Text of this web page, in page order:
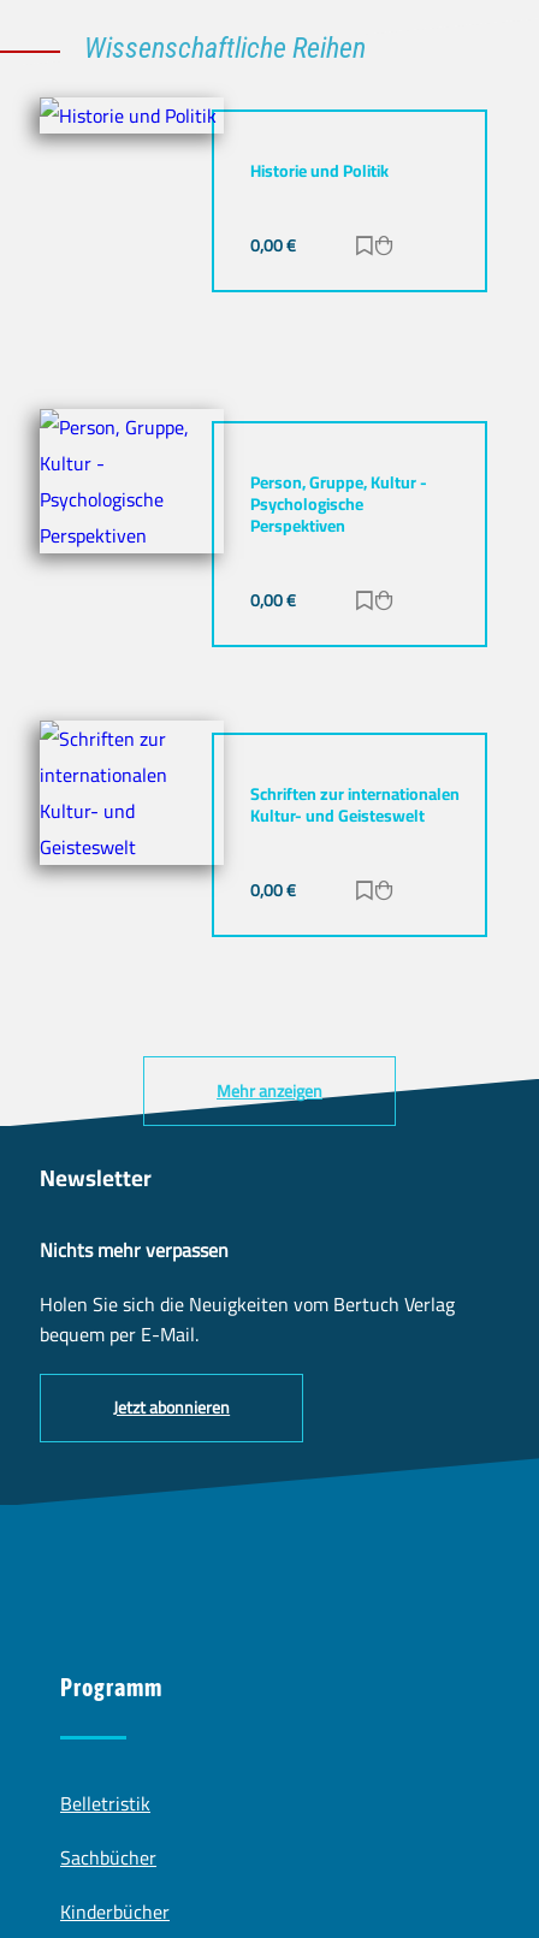
Wissenschaftliche Reihen
Historie und Politik
0,00€ Zur Merkliste
Person, Gruppe, Kultur -
Psychologische
Perspektiven
0,00€ Zur Merkliste
Schriften zur internationalen
Kultur- und Geisteswelt
0,00€ Zur Merkliste
Mehr anzeigen
Newsletter
Nichts mehr verpassen
Holen Sie sich die Neuigkeiten vom Bertuch Verlag
bequem per E-Mail.
Jetzt abonnieren
Programm
Belletristik
Sachbücher
Kinderbücher